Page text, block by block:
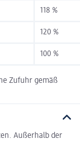
118 %
120 %
100 %
Zufuhr gemäß
Außerhalb der